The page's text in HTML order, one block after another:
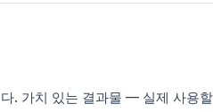
. 가치 있는 결과물 — 실제 사용